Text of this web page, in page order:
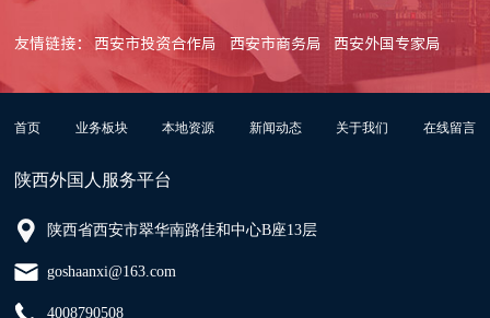
友情链接： 西安市投资合作局 西安市商务局 西安外国专家局
首页 业务板块 本地资源 新闻动态 关于我们 在线留言
陕西外国人服务平台
陕西省西安市翠华南路佳和中心B座13层
goshaanxi@163.com
4008790508